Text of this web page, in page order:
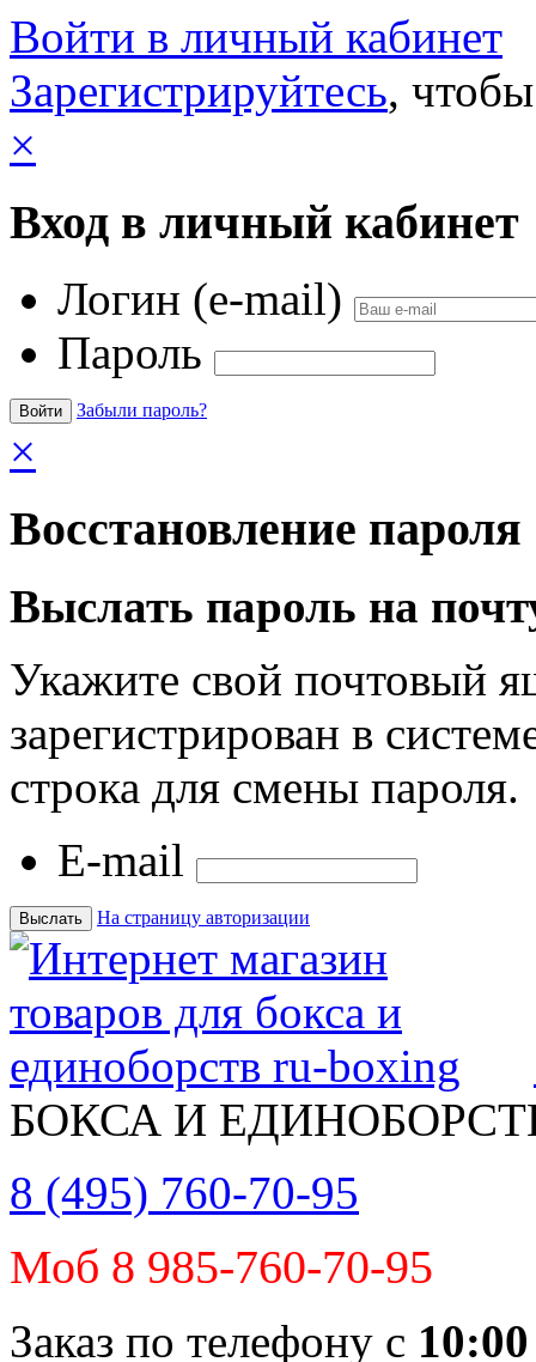
Войти в личный кабинет
Зарегистрируйтесь,
×
Вход в личный кабинет
Логин (e-mail)
Пароль
Забыли пароль?
×
Восстановление пароля
Выслать пароль на
Укажите свой почтовый
зарегистрирован в
строка для смены пароля.
E-mail
На страницу авторизации
БОКСА И
8 (495) 760-70-95
Моб 8 985-760-70-95
Заказ по телефону с 10:00